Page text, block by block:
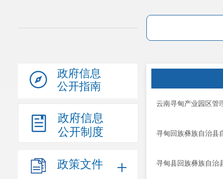
政府信息
公开指南
政府信息
公开制度
政策文件
云南寻甸产业园区管
寻甸回族彝族自治县
寻甸县回族彝族自治